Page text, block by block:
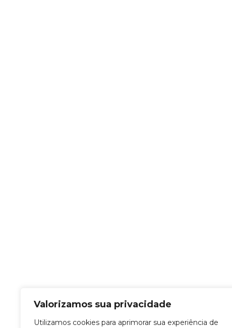
Valorizamos sua privacidade
Utilizamos cookies para aprimorar sua experiência de